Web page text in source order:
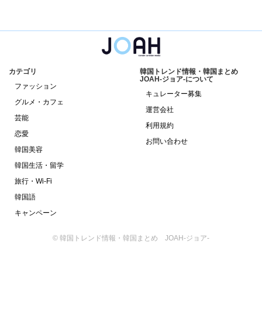
カテゴリ
ファッション
グルメ・カフェ
芸能
恋愛
韓国美容
韓国生活・留学
旅行・Wi-Fi
韓国語
キャンペーン
韓国トレンド情報・韓国まとめ
JOAH-ジョア-について
キュレーター募集
運営会社
利用規約
お問い合わせ
© 韓国トレンド情報・韓国まとめ JOAH-ジョア-